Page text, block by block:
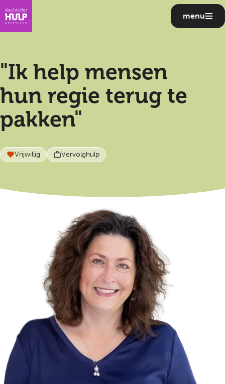
menu
"Ik help mensen
hun regie terug te
pakken"
Vrijwillig Vervolghulp